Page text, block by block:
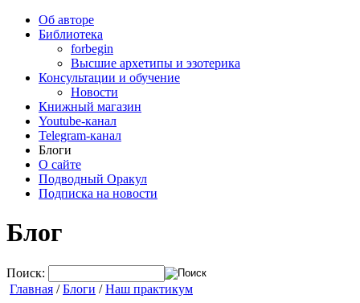
Об авторе
Библиотека
forbegin
Высшие архетипы и эзотерика
Консультации и обучение
Новости
Книжный магазин
Youtube-канал
Telegram-канал
Блоги
О сайте
Подводный Оракул
Подписка на новости
Блог
Поиск:
Главная /Блоги /Наш практикум